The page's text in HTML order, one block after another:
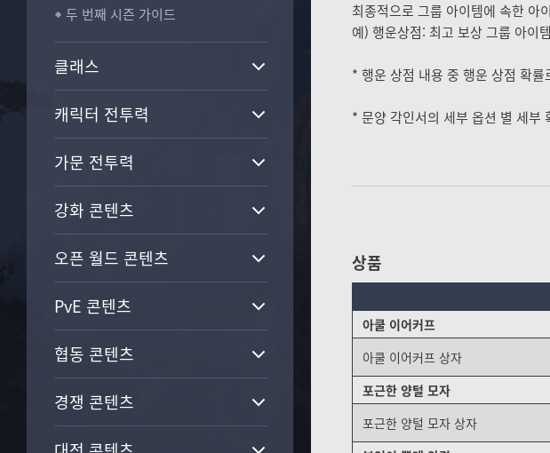
두 번째 시즌 가이드
클래스
캐릭터 전투력
가문 전투력
강화 콘텐츠
오픈 월드 콘텐츠
PvE 콘텐츠
협동 콘텐츠
경쟁 콘텐츠
최종적으로 그룹 아이템에 속한 아
예) 행운상점: 최고 보상 그룹 아이
* 행운 상점 내용 중 행운 상점 확
* 문양 각인서의 세부 옵션 별 세부
상품
아쿨 이어커프
아쿨 이어커프 상자
포근한 양털 모자
포근한 양털 모자 상자